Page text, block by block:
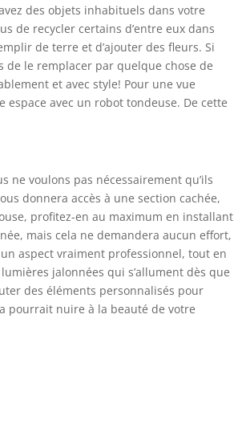
des objets inhabituels dans votre
de recycler certains d’entre eux dans
de terre et d’ajouter des fleurs. Si
le remplacer par quelque chose de
et avec style! Pour une vue
avec un robot tondeuse. De cette
ne voulons pas nécessairement qu’ils
donnera accès à une section cachée,
profitez-en au maximum en installant
mais cela ne demandera aucun effort,
aspect vraiment professionnel, tout en
jalonnées qui s’allument dès que
des éléments personnalisés pour
pourrait nuire à la beauté de votre